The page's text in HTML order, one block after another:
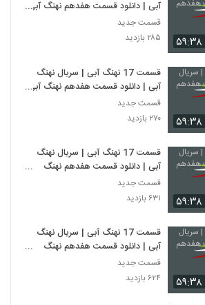
۵۹:۳۸
آبی | دانلود قسمت هفدهم نهنگ آبی
- - --
قسمت جدید
۲۸۵ بازدید
۵۹:۳۸
قسمت 17 نهنگ آبی | سریال نهنگ
آبی | دانلود قسمت هفدهم نهنگ آبی
- - -
قسمت جدید
۲۷۰ بازدید
۵۹:۳۸
قسمت 17 نهنگ آبی | سریال نهنگ
آبی | دانلود قسمت هفدهم نهنگ
آبی- - --
قسمت جدید
۶۳۱ بازدید
۵۹:۳۸
قسمت 17 نهنگ آبی | سریال نهنگ
آبی | دانلود قسمت هفدهم نهنگ
آبی--- -
قسمت جدید
۶۲۴ بازدید